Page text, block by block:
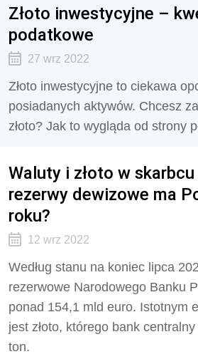
Złoto inwestycyjne –
podatkowe
27 wrz 2022
Złoto inwestycyjne to ciekawa
posiadanych aktywów. Chcesz
złoto? Jak to wygląda od strony
Waluty i złoto w
rezerwy dewizowe ma
roku?
12 wrz 2022
Według stanu na koniec lipca
rezerwowe Narodowego Banku
ponad 154,1 mld euro. Istotnym
jest złoto, którego bank
ton.